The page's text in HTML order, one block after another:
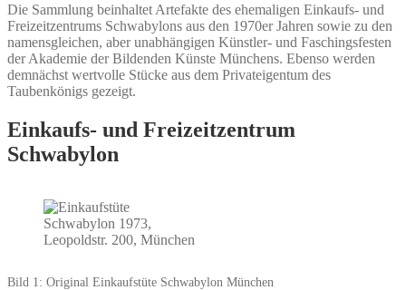
Die Sammlung beinhaltet Artefakte des ehemaligen Einkaufs- und
Freizeitzentrums Schwabylons aus den 1970er Jahren sowie zu den
namensgleichen, aber unabhängigen Künstler- und Faschingsfesten
der Akademie der Bildenden Künste Münchens. Ebenso werden
demnächst wertvolle Stücke aus dem Privateigentum des
Taubenkönigs gezeigt.
Einkaufs- und Freizeitzentrum
Schwabylon
Bild 1: Original Einkaufstüte Schwabylon München